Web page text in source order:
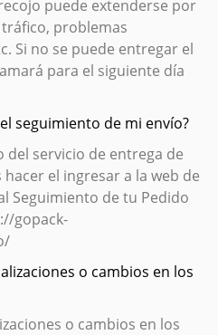
puede extenderse por
problemas
Si no se puede entregar el
para el siguiente día
seguimiento de mi envío?
del servicio de entrega de
el ingresar a la web de
Seguimiento de tu Pedido
gopack-
o cambios en los
o cambios en los